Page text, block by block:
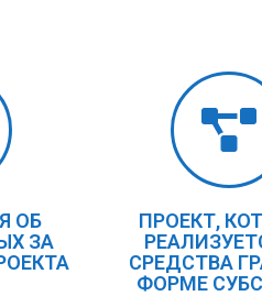
ОБ
ЗА
ПРОЕКТ,
СРЕДСТВА
ФОРМЕ